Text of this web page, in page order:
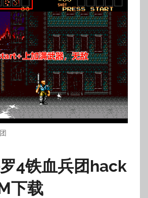
4铁血兵团hack
下载